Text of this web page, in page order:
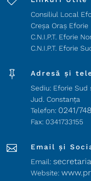
Consiliul Local
Creșa Oraș Eforie
C.N.I.P.T. Eforie
C.N.I.P.T. Eforie

Adresă și
Sediu: Eforie Sud
Jud. Constanţa
Telefon: 0241/
Fax: 0341733155

Email și
Email:
Website: